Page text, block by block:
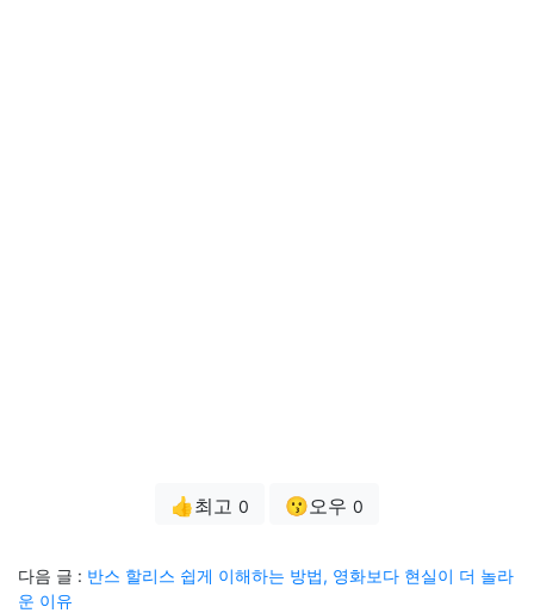
👍최고 0 😗오우 0
다음 글 : 반스 할리스 쉽게 이해하는 방법, 영화보다 현실이 더 놀라
운 이유